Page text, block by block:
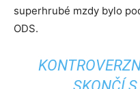
superhrubé mzdy bylo
ODS.